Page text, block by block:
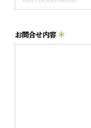
お問合せ内容 ＊